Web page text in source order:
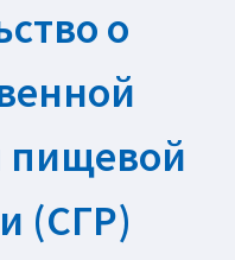
о
пищевой
(СГР)